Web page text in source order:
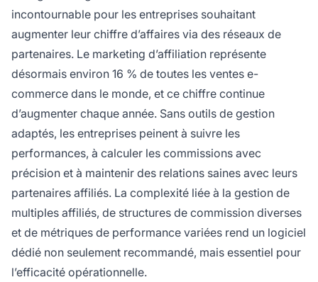
incontournable pour les entreprises souhaitant
augmenter leur chiffre d’affaires via des réseaux de
partenaires. Le marketing d’affiliation représente
désormais environ 16 % de toutes les ventes e-
commerce dans le monde, et ce chiffre continue
d’augmenter chaque année. Sans outils de gestion
adaptés, les entreprises peinent à suivre les
performances, à calculer les commissions avec
précision et à maintenir des relations saines avec leurs
partenaires affiliés. La complexité liée à la gestion de
multiples affiliés, de structures de commission diverses
et de métriques de performance variées rend un logiciel
dédié non seulement recommandé, mais essentiel pour
l’efficacité opérationnelle.